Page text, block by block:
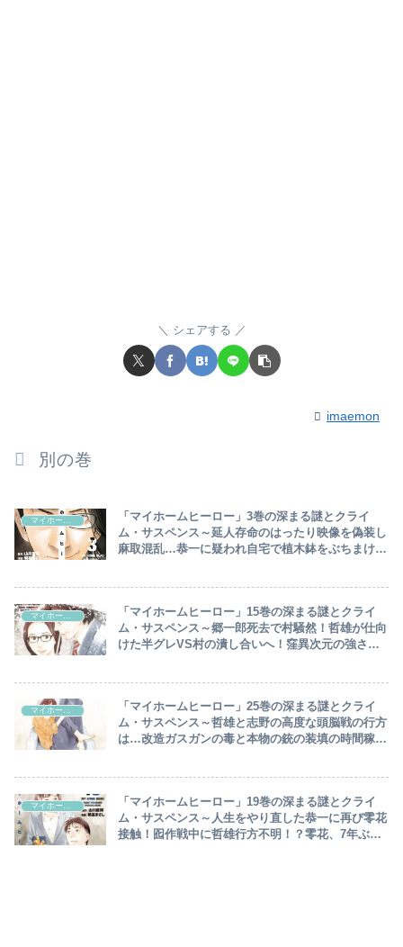
シェアする
imaemon
別の巻
マイホームヒーロー
「マイホームヒーロー」3巻の深まる謎とクライ
ム・サスペンス～延人存命のはったり映像を偽装し
麻取混乱…恭一に疑われ自宅で植木鉢をぶちまけギ
マイホームヒーロー
「マイホームヒーロー」15巻の深まる謎とクライ
ム・サスペンス～郷一郎死去で村騒然！哲雄が仕向
けた半グレVS村の潰し合いへ！窪異次元の強さで
マイホームヒーロー
「マイホームヒーロー」25巻の深まる謎とクライ
ム・サスペンス～哲雄と志野の高度な頭脳戦の行方
は…改造ガスガンの毒と本物の銃の装填の時間稼ぎ
マイホームヒーロー
「マイホームヒーロー」19巻の深まる謎とクライ
ム・サスペンス～人生をやり直した恭一に再び零花
接触！囮作戦中に哲雄行方不明！？零花、7年ぶり